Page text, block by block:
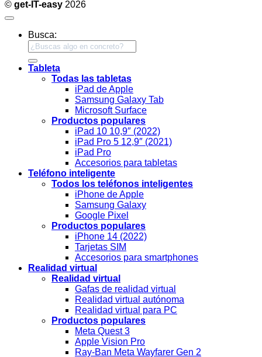
© get-IT-easy 2026
Busca:
Tableta
Todas las tabletas
iPad de Apple
Samsung Galaxy Tab
Microsoft Surface
Productos populares
iPad 10 10,9″ (2022)
iPad Pro 5 12,9″ (2021)
iPad Pro
Accesorios para tabletas
Teléfono inteligente
Todos los teléfonos inteligentes
iPhone de Apple
Samsung Galaxy
Google Pixel
Productos populares
iPhone 14 (2022)
Tarjetas SIM
Accesorios para smartphones
Realidad virtual
Realidad virtual
Gafas de realidad virtual
Realidad virtual autónoma
Realidad virtual para PC
Productos populares
Meta Quest 3
Apple Vision Pro
Ray-Ban Meta Wayfarer Gen 2